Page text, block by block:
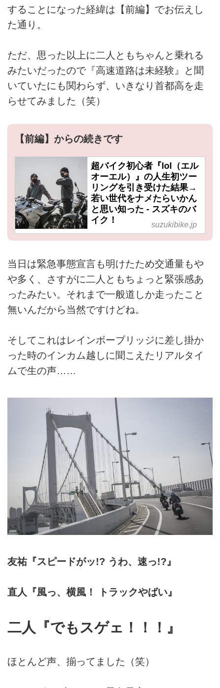
することになった経緯は【前編】でお伝えし
た通り。
ただ、思った以上に二人ともちゃんと乗れる
みたいだったので『高速道路は未経験』と聞
いていたにも関わらず、いきなり首都高を走
らせてみました（笑）
【前編】からの続きです
超バイク初心者『lol（エル
オーエル）』の人生初ツー
リングを引き受けた結果→
若い世代をナメたらいかん
と思い知った - スズキのバ
イク！
suzukibike.jp
当日は緊急事態宣言も明けたため交通量もや
や多く、さすがに二人ともちょっと緊張感あ
ったみたい。それまで一般道しか走ったこと
無いんだから当然ですけどね。
そしてこれはレインボーブリッジに差し掛か
った時のインカム越しに聞こえたリアルタイ
ムで生の声……
友祐『スピードがッ!? うわ、速っ!?』
直人『風っ、横風！ トラックやばい』
二人『でもスゲェ！！！』
ほとんど声、揃ってました（笑）